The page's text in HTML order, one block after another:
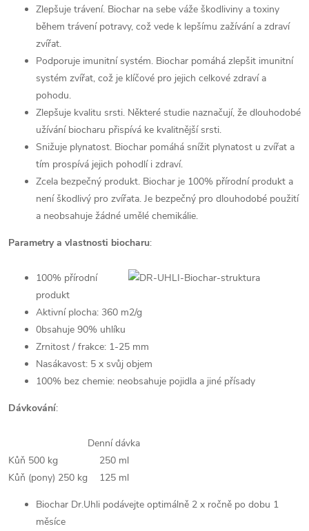
Zlepšuje trávení. Biochar na sebe váže škodliviny a toxiny
během trávení potravy, což vede k lepšímu zažívání a zdraví
zvířat.
Podporuje imunitní systém. Biochar pomáhá zlepšit imunitní
systém zvířat, což je klíčové pro jejich celkové zdraví a
pohodu.
Zlepšuje kvalitu srsti. Některé studie naznačují, že dlouhodobé
užívání biocharu přispívá ke kvalitnější srsti.
Snižuje plynatost. Biochar pomáhá snížit plynatost u zvířat a
tím prospívá jejich pohodlí i zdraví.
Zcela bezpečný produkt. Biochar je 100% přírodní produkt a
není škodlivý pro zvířata. Je bezpečný pro dlouhodobé použití
a neobsahuje žádné umělé chemikálie.
Parametry a vlastnosti biocharu:
100% přírodní
produkt
Aktivní plocha: 360 m2/g
0bsahuje 90% uhlíku
Zrnitost / frakce: 1-25 mm
Nasákavost: 5 x svůj objem
100% bez chemie: neobsahuje pojidla a jiné přísady
Dávkování:
Denní dávka
Kůň 500 kg
250 ml
Kůň (pony) 250 kg
125 ml
Biochar Dr.Uhli podávejte optimálně 2 x ročně po dobu 1
měsíce